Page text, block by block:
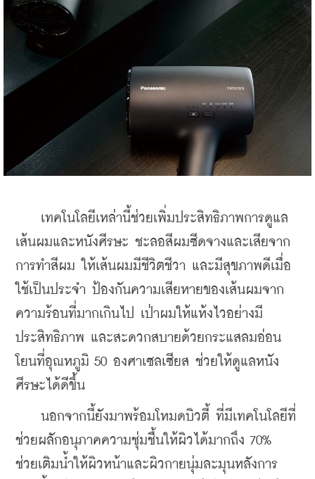
เทคโนโลยีเหล่านี้ช่วยเพิ่มประสิทธิภาพการดูแล
เส้นผมและหนังศีรษะ ชะลอสีผมซีดจางและเสียจาก
การทำสีผม ให้เส้นผมมีชีวิตชีวา และมีสุขภาพดีเมื่อ
ใช้เป็นประจำ ป้องกันความเสียหายของเส้นผมจาก
ความร้อนที่มากเกินไป เป่าผมให้แห้งไวอย่างมี
ประสิทธิภาพ และสะดวกสบายด้วยกระแสลมอ่อน
โยนที่อุณหภูมิ 50 องศาเซลเซียส ช่วยให้ดูแลหนัง
ศีรษะได้ดีขึ้น
นอกจากนี้ยังมาพร้อมโหมดบิวตี้ ที่มีเทคโนโลยีที่
ช่วยผลักอนุภาคความชุ่มชื้นให้ผิวได้มากถึง 70%
ช่วยเติมน้ำให้ผิวหน้าและผิวกายนุ่มละมุนหลังการ